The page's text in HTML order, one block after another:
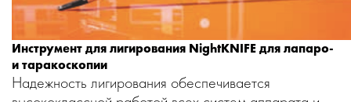
Инструмент для лигирования NightKNIFE для лапаро-
и таракоскопии
Надежность лигирования обеспечивается